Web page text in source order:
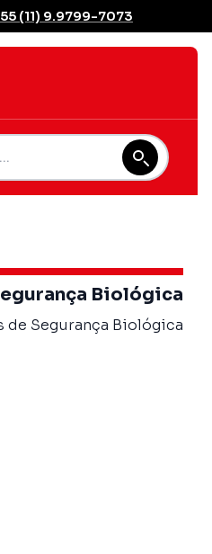
(11) 9.9799-7073
Biológica
de Segurança Biológica